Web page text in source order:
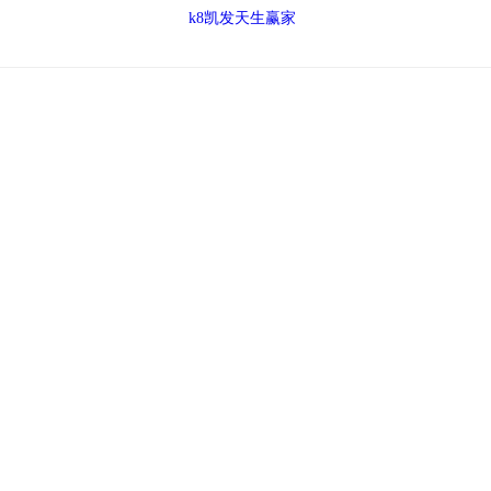
k8凯发天生赢家